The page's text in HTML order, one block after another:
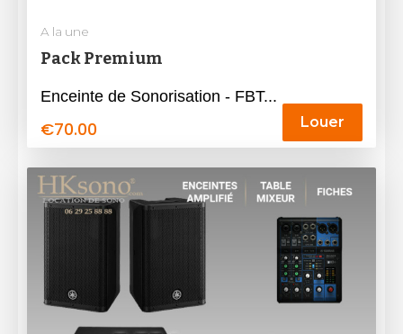
A la une
Pack Premium
Enceinte de Sonorisation - FBT...
€70.00 Louer